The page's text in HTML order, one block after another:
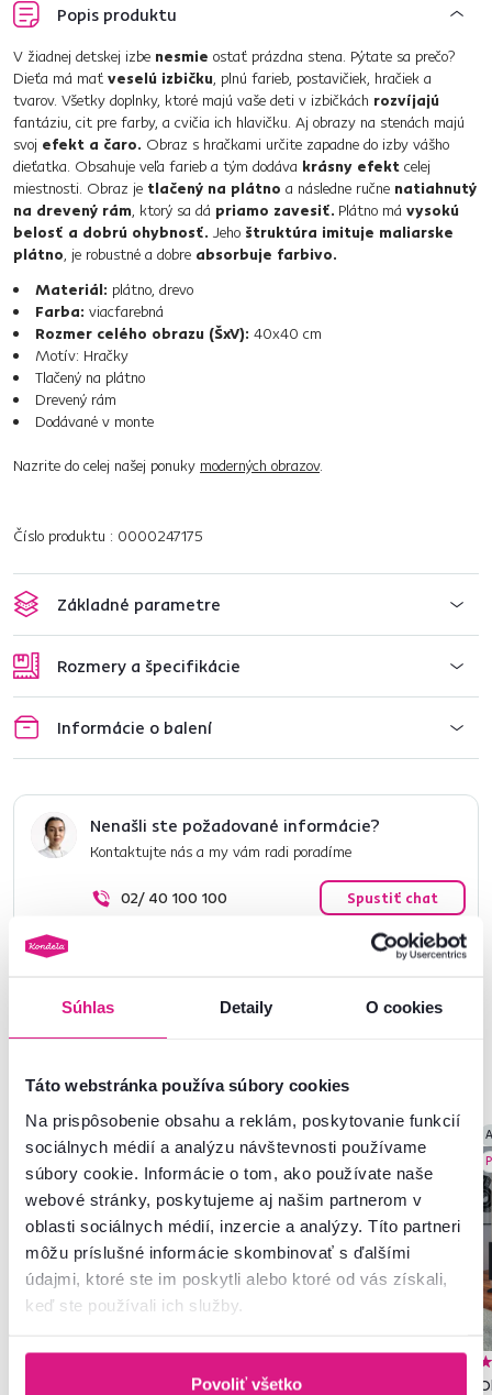
Súhlas Detaily O cookies
Táto webstránka používa súbory cookies
Na prispôsobenie obsahu a reklám, poskytovanie funkcií
sociálnych médií a analýzu návštevnosti používame
súbory cookie. Informácie o tom, ako používate naše
webové stránky, poskytujeme aj našim partnerom v
oblasti sociálnych médií, inzercie a analýzy. Títo partneri
môžu príslušné informácie skombinovať s ďalšími
údajmi, ktoré ste im poskytli alebo ktoré od vás získali,
keď ste používali ich služby.
Povoliť všetko
Popis produktu
V žiadnej detskej izbe nesmie ostať prázdna stena. Pýtate sa prečo?
Dieťa má mať veselú izbičku, plnú farieb, postavičiek, hračiek a
tvarov. Všetky doplnky, ktoré majú vaše deti v izbičkách rozvíjajú
fantáziu, cit pre farby, a cvičia ich hlavičku. Aj obrazy na stenách majú
svoj efekt a čaro. Obraz s hračkami určite zapadne do izby vášho
dieťatka. Obsahuje veľa farieb a tým dodáva krásny efekt celej
miestnosti. Obraz je tlačený na plátno a následne ručne natiahnutý
na drevený rám, ktorý sa dá priamo zavesiť. Plátno má vysokú
belosť a dobrú ohybnosť. Jeho štruktúra imituje maliarske
plátno, je robustné a dobre absorbuje farbivo.
Materiál: plátno, drevo
Farba: viacfarebná
Rozmer celého obrazu (ŠxV): 40x40 cm
Motív: Hračky
Tlačený na plátno
Drevený rám
Dodávané v monte
Nazrite do celej našej ponuky moderných obrazov.
Číslo produktu : 0000247175
Základné parametre
Rozmery a špecifikácie
Informácie o balení
Nenašli ste požadované informácie?
Kontaktujte nás a my vám radi poradíme
02/ 40 100 100 Spustiť chat
Výpredaj
Slovenský výrobok
Slovenský výrobok
Obývacia stena, dub